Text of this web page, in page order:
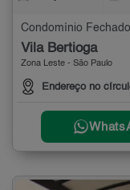
Vila Bertioga
Zona Leste - São Paulo
Endereço no